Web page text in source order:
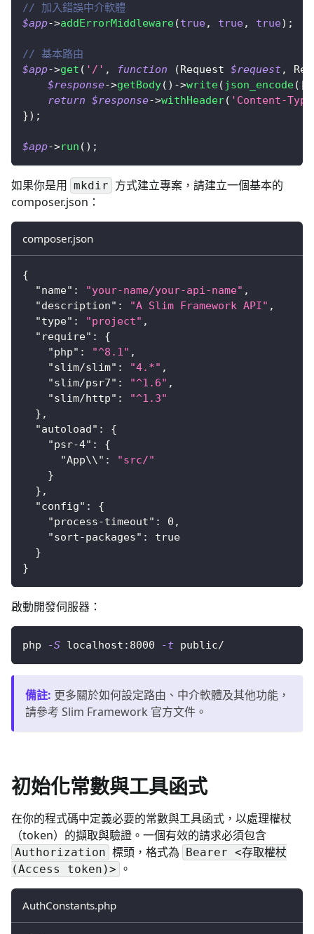
// 加入錯誤中介軟體
$app->addErrorMiddleware(true, true, true) ;
// 基本路由
$app->get ( '/' , function (Request $request,
$response->getBody( ) ->write( json_encode( [
return $response->withHeader( 'Content-
}) ;
$app->run ( ) ;
如果你是用 mkdir 方式建立專案，請建立一個基本的
composer.json：
composer.json
{
"name" : "your-name/your-api-name" ,
"description" : "A Slim Framework API" ,
"type" : "project" ,
"require" :
{
"php" : "^8.1" ,
"slim/slim" : "4.*" ,
"slim/psr7" : "^1.6" ,
"slim/http" :
"^1.3"
} ,
"autoload" :
{
"psr-4" :
{
"App\\" :
"src/"
}
} ,
"config" :
{
"process-timeout" : 0 ,
"sort-packages" :
true
}
}
啟動開發伺服器：
php -S localhost:8000 -t public/
備註: 更多關於如何設定路由、中介軟體及其他功能，
請參考 Slim Framework 官方文件。
初始化常數與工具函式
在你的程式碼中定義必要的常數與工具函式，以處理權杖
（token）的擷取與驗證。一個有效的請求必須包含
Authorization 標頭，格式為
Bearer <存取權杖
(Access token)> 。
AuthConstants.php